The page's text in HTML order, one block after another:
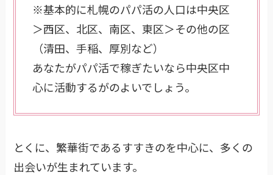
※基本的に札幌のパパ活の人口は中央区
＞西区、北区、南区、東区＞その他の区
（清田、手稲、厚別など）
あなたがパパ活で稼ぎたいなら中央区中
心に活動するがのよいでしょう。
とくに、繁華街であるすすきのを中心に、多くの
出会いが生まれています。